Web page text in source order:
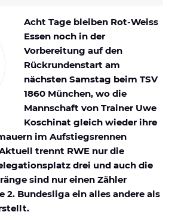
Acht Tage bleiben Rot-Weiss
Essen noch in der
Vorbereitung auf den
Rückrundenstart am
nächsten Samstag beim TSV
1860 München, wo die
Mannschaft von Trainer Uwe
Koschinat gleich wieder ihre
im Aufstiegsrennen
trennt RWE nur die
drei und auch die
sind nur einen Zähler
2. Bundesliga ein alles andere als